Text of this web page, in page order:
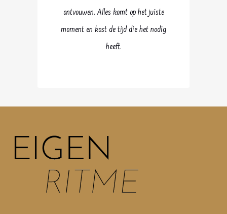
ontvouwen. Alles komt op het juiste
moment en kost de tijd die het nodig
heeft.